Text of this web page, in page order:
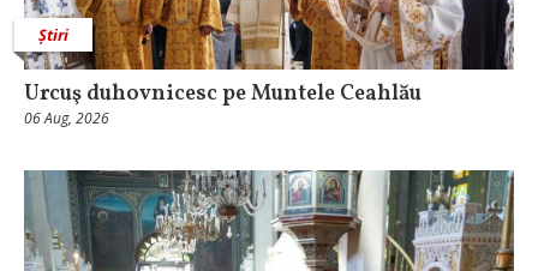
Știri
Urcuş duhovnicesc pe Muntele Ceahlău
06 Aug, 2026